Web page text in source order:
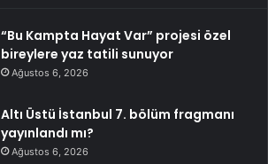
“Bu Kampta Hayat Var” projesi özel
bireylere yaz tatili sunuyor
Ağustos 6, 2026
Altı Üstü İstanbul 7. bölüm fragmanı
yayınlandı mı?
Ağustos 6, 2026